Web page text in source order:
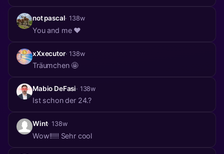
not pascal· 138w
You and me ❤️
xXxecutor· 138w
Träumchen 🤩
Mabio DeFasi· 138w
Ist schon der 24.?
Wint· 138w
Wow!!!!! Sehr cool